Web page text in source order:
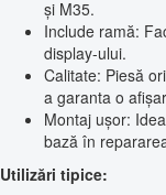
și M35.
Include ramă:
display-ului.
Calitate: Piesă
a garanta o
Montaj ușor:
bază în
Utilizări tipice: